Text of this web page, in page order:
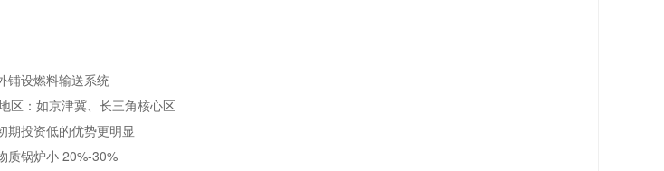
铺设燃料输送系统
区：如京津冀、长三角核心区
期投资低的优势更明显
质锅炉小 20%-30%